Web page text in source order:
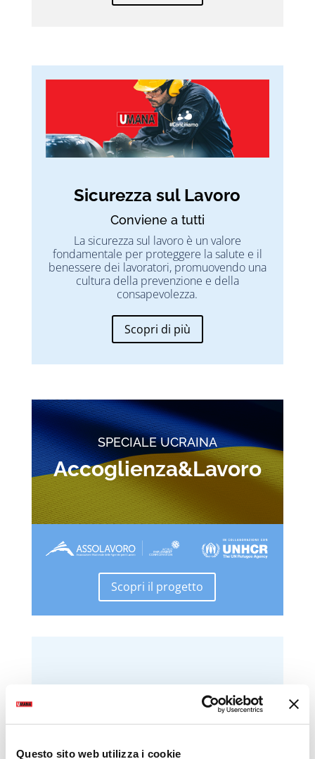
Questo sito web utilizza i cookie
Sicurezza sul Lavoro
Conviene a tutti
La sicurezza sul lavoro è un valore
fondamentale per proteggere la salute e il
benessere dei lavoratori, promuovendo una
cultura della prevenzione e della
consapevolezza.
Scopri di più
SPECIALE UCRAINA
Accoglienza&Lavoro
Scopri il progetto